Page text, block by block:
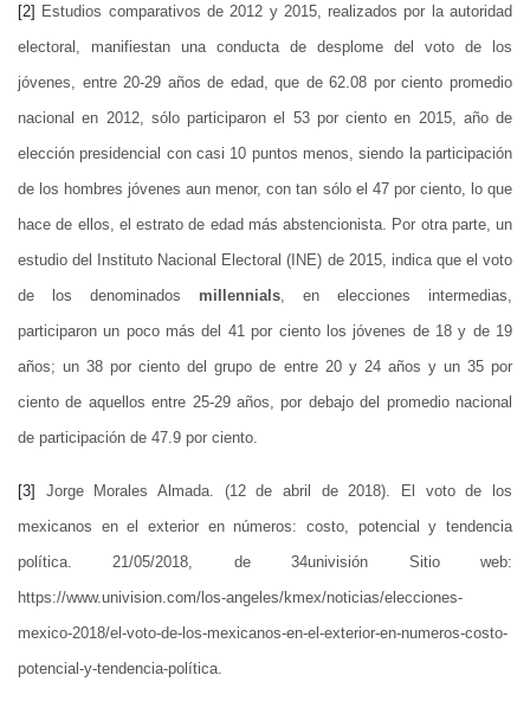
[2] Estudios comparativos de 2012 y 2015, realizados por la autoridad
electoral, manifiestan una conducta de desplome del voto de los
jóvenes, entre 20-29 años de edad, que de 62.08 por ciento promedio
nacional en 2012, sólo participaron el 53 por ciento en 2015, año de
elección presidencial con casi 10 puntos menos, siendo la participación
de los hombres jóvenes aun menor, con tan sólo el 47 por ciento, lo que
hace de ellos, el estrato de edad más abstencionista. Por otra parte, un
estudio del Instituto Nacional Electoral (INE) de 2015, indica que el voto
de los denominados millennials, en elecciones intermedias,
participaron un poco más del 41 por ciento los jóvenes de 18 y de 19
años; un 38 por ciento del grupo de entre 20 y 24 años y un 35 por
ciento de aquellos entre 25-29 años, por debajo del promedio nacional
de participación de 47.9 por ciento.
[3]
Jorge Morales Almada. (12 de abril de 2018). El voto de los
mexicanos en el exterior en números: costo, potencial y tendencia
política. 21/05/2018, de 34univisión Sitio web:
https://www.univision.com/los-angeles/kmex/noticias/elecciones-
mexico-2018/el-voto-de-los-mexicanos-en-el-exterior-en-numeros-costo-
potencial-y-tendencia-política.